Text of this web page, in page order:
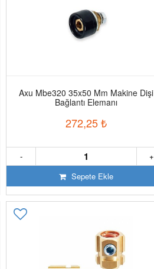
Axu Mbe320 35x50 Mm Makine Dişi
Bağlantı Elemanı
272,25₺
+
-
Sepete Ekle